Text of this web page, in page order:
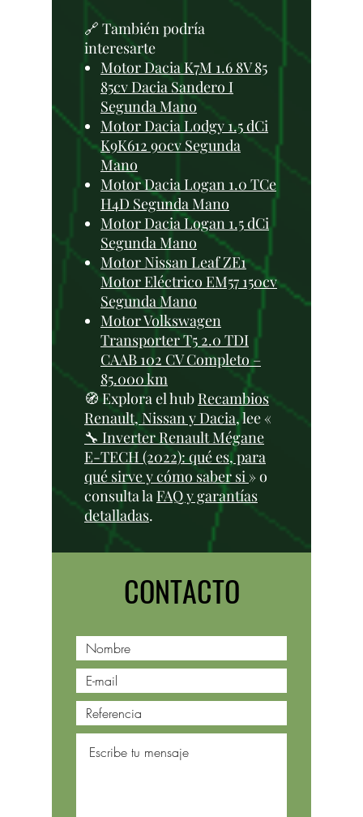
🔗 También podría
interesarte
Motor Dacia K7M 1.6 8V 85
85cv Dacia Sandero I
Segunda Mano
Motor Dacia Lodgy 1.5 dCi
K9K612 90cv Segunda
Mano
Motor Dacia Logan 1.0 TCe
H4D Segunda Mano
Motor Dacia Logan 1.5 dCi
Segunda Mano
Motor Nissan Leaf ZE1
Motor Eléctrico EM57 150cv
Segunda Mano
Motor Volkswagen
Transporter T5 2.0 TDI
CAAB 102 CV Completo –
85.000 km
🧭 Explora el hub Recambios
Renault, Nissan y Dacia, lee «
🔧 Inverter Renault Mégane
E-TECH (2022): qué es, para
qué sirve y cómo saber si » o
consulta la FAQ y garantías
detalladas.
CONTACTO